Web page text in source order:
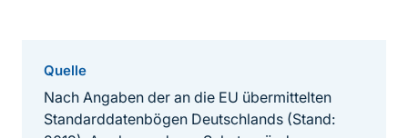
Quelle
Nach Angaben der an die EU übermittelten
Standarddatenbögen Deutschlands (Stand: